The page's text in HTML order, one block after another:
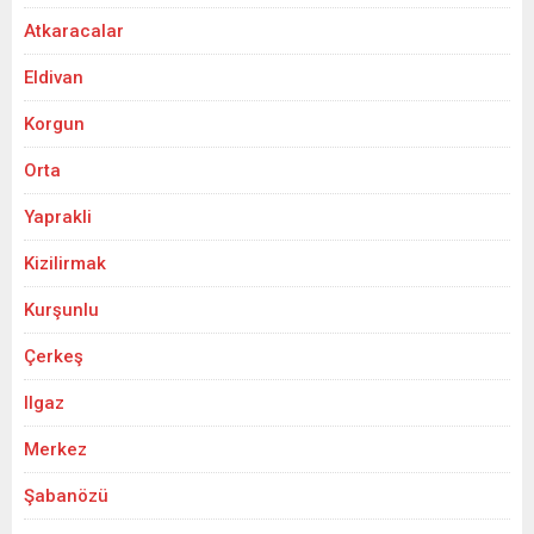
Atkaracalar
Eldivan
Korgun
Orta
Yaprakli
Kizilirmak
Kurşunlu
Çerkeş
Ilgaz
Merkez
Şabanözü